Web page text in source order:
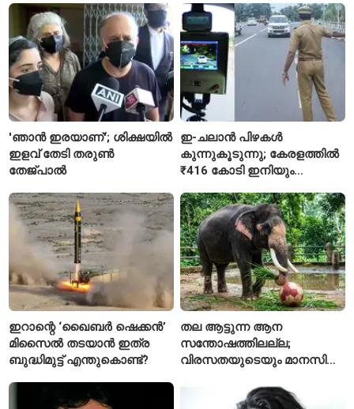
'ഞാൻ ഇരയാണ്'; ശിക്ഷയിൽ
ഇളവ് തേടി തരുണ്‍
തേജ്പാൽ
ഇ-ചലാൻ പിഴകൾ
കുന്നുകൂടുന്നു; കേരളത്തിൽ
₹416 കോടി ഇനിയും
ഇറാന്റെ ‘ഖൈബർ ഷെക്കൻ’
മിസൈൽ തടയാൻ ഇത്ര
ബുദ്ധിമുട്ട് എന്തുകൊണ്ട്?
തല ആട്ടുന്ന ആന
സന്തോഷത്തിലല്ല;
വിരസതയുടെയും മാനസിക
ലക്ഷണമെന്ന് വിദഗ്ധർ